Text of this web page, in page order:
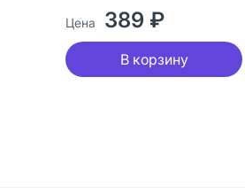
Цена 389 ₽
В корзину